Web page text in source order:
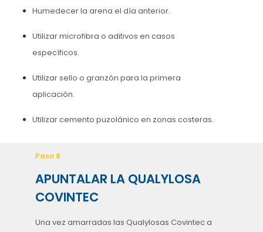
Humedecer la arena el día anterior.
Utilizar microfibra o aditivos en casos
específicos.
Utilizar sello o granzón para la primera
aplicación.
Utilizar cemento puzolánico en zonas costeras.
Paso 8
APUNTALAR LA QUALYLOSA
COVINTEC
Una vez amarradas las Qualylosas Covintec a